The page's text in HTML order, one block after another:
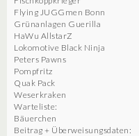
Flying JUGGmen Bonn
Grünanlagen Guerilla
HaWu AllstarZ
Lokomotive Black Ninja
Peters Pawns
Pompfritz
Quak Pack
Weserkraken
Warteliste:
Bäuerchen
Beitrag + Überweisungsdaten: